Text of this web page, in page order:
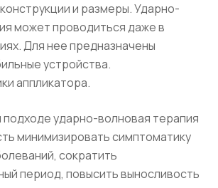
и размеры. Ударно-
может проводиться даже в
Для нее предназначены
устройства.
аппликатора.
ударно-волновая терапия
минимизировать симптоматику
сократить
период, повысить выносливость